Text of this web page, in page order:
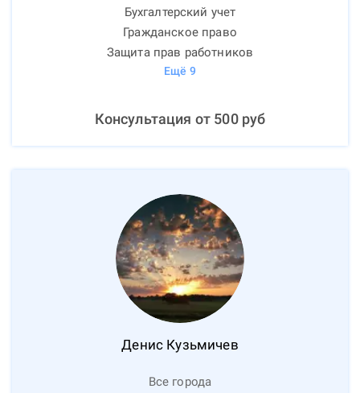
Бухгалтерский учет
Гражданское право
Защита прав работников
Ещё 9
Консультация от 500руб
Денис Кузьмичев
Все города